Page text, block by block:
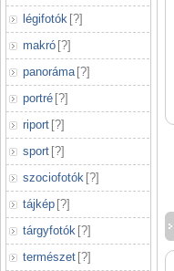
légifotók [?]
makró [?]
panoráma [?]
portré [?]
riport [?]
sport [?]
szociofotók [?]
tájkép [?]
tárgyfotók [?]
természet [?]